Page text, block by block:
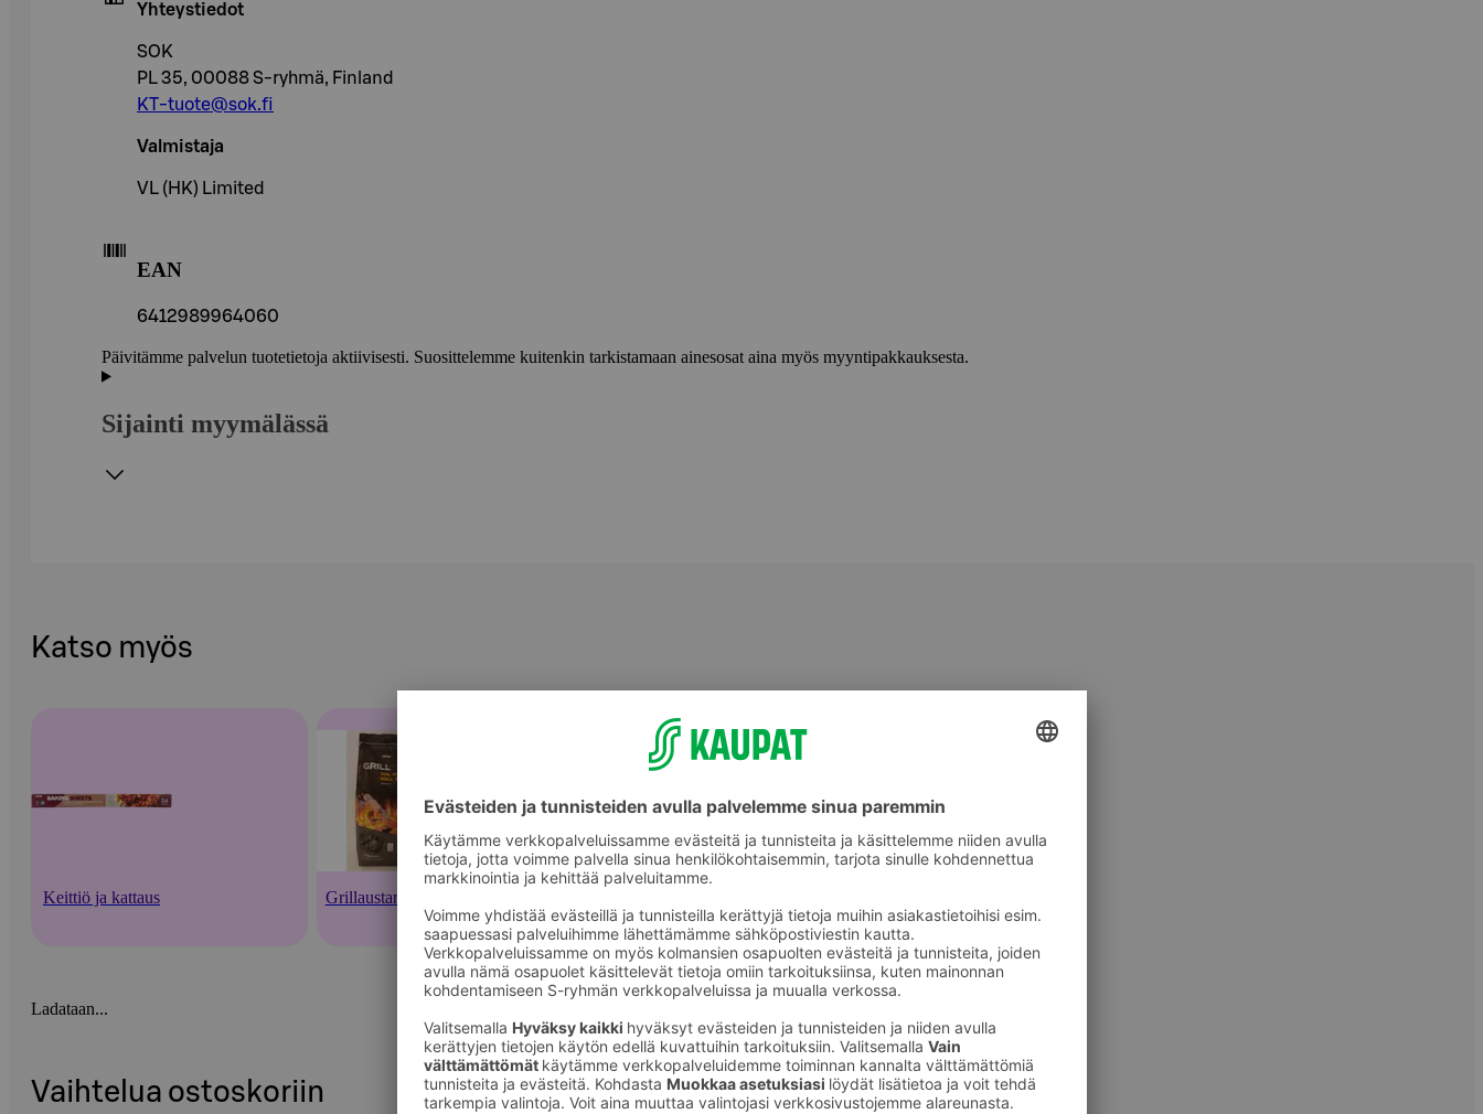
Yhteystiedot
SOK
PL 35, 00088 S-ryhmä, Finland
KT-tuote@sok.fi
Valmistaja
VL (HK) Limited
EAN
6412989964060
Päivitämme palvelun tuotetietoja aktiivisesti. Suosittelemme kuitenkin tarkistamaan ainesosat aina myös myyntipakkauksesta.
Sijainti myymälässä
Katso myös
Keittiö ja kattaus Grillaustarvikkeet
Ladataan...
Vaihtelua ostoskoriin